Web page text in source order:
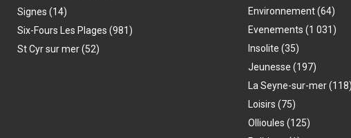
Signes (14)
Six-Fours Les Plages (981)
St Cyr sur mer(52)
Environnement(64)
Evenements (1 031)
Insolite (35)
Jeunesse (197)
La Seyne-sur-mer(118)
Loisirs (75)
Ollioules (125)